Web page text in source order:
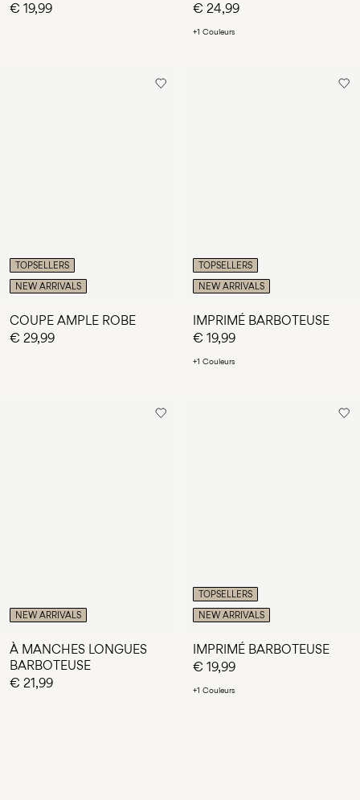
€ 19,99
€ 24,99
+1 Couleurs
TOPSELLERS
NEW ARRIVALS
COUPE AMPLE ROBE
€ 29,99
TOPSELLERS
NEW ARRIVALS
IMPRIMÉ BARBOTEUSE
€ 19,99
+1 Couleurs
NEW ARRIVALS
À MANCHES LONGUES
BARBOTEUSE
€ 21,99
TOPSELLERS
NEW ARRIVALS
IMPRIMÉ BARBOTEUSE
€ 19,99
+1 Couleurs